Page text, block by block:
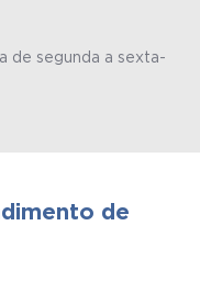
de segunda a sexta-
de